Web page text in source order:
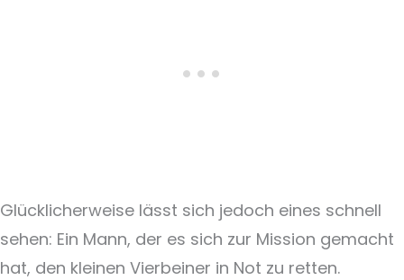
Glücklicherweise lässt sich jedoch eines schnell
sehen: Ein Mann, der es sich zur Mission gemacht
hat, den kleinen Vierbeiner in Not zu retten.